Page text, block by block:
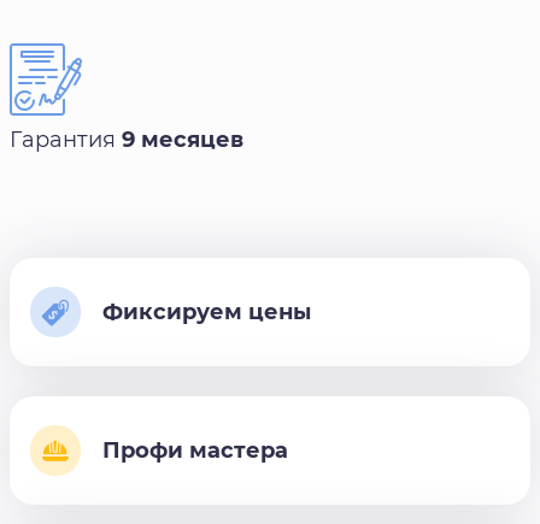
Гарантия 9 месяцев
Фиксируем цены
Профи мастера